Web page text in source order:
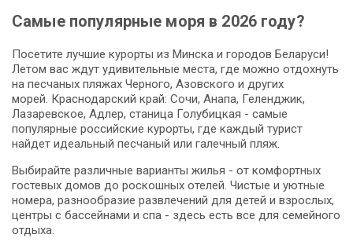
Самые популярные моря в 2026 году?
Посетите лучшие курорты из Минска и городов Беларуси!
Летом вас ждут удивительные места, где можно отдохнуть
на песчаных пляжах Черного, Азовского и других
морей. Краснодарский край: Сочи, Анапа, Геленджик,
Лазаревское, Адлер, станица Голубицкая - самые
популярные российские курорты, где каждый турист
найдет идеальный песчаный или галечный пляж.
Выбирайте различные варианты жилья - от комфортных
гостевых домов до роскошных отелей. Чистые и уютные
номера, разнообразие развлечений для детей и взрослых,
центры с бассейнами и спа - здесь есть все для семейного
отдыха.